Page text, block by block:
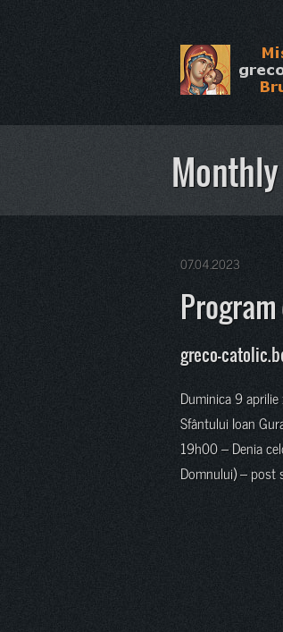
07.04.2023
greco-
Duminica 9 aprilie
Sfântului Ioan
19h00 – Denia
Domnului) –